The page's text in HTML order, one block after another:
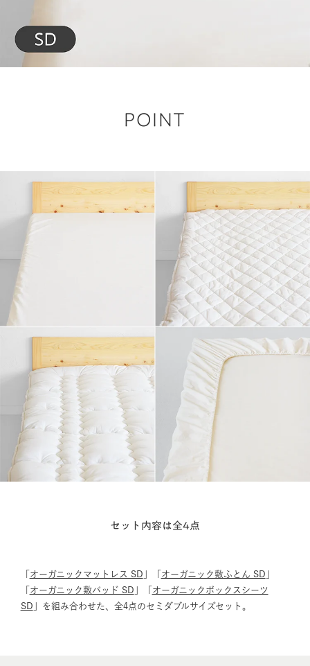
POINT
セット内容は全4点
オーガニックマットレス SD オーガニック敷ふとん SD
オーガニック敷パッド SD
オーガニックボックスシーツ
SD 」を組み合わせた、全4点のセミダブルサイズセット。